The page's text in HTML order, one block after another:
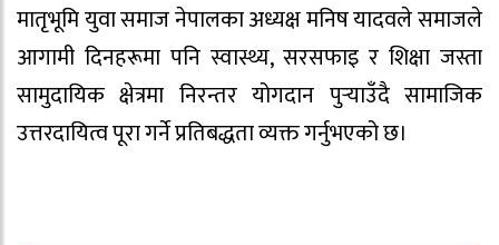
मातृभूमि युवा समाज नेपालका अध्यक्ष मनिष यादवले समाजले
आगामी दिनहरूमा पनि स्वास्थ्य, सरसफाइ र शिक्षा जस्ता
सामुदायिक क्षेत्रमा निरन्तर योगदान पुर्‍याउँदै सामाजिक
उत्तरदायित्व पूरा गर्ने प्रतिबद्धता व्यक्त गर्नुभएको छ।